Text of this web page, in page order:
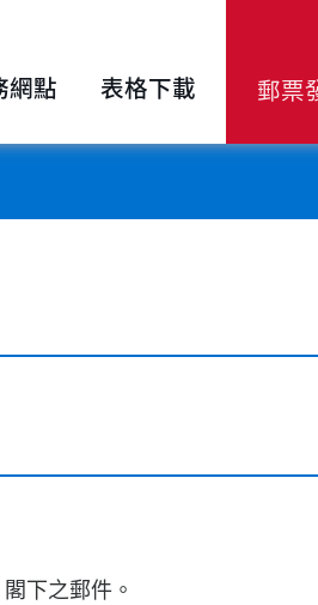
網點 表格下載 郵票
下之郵件。